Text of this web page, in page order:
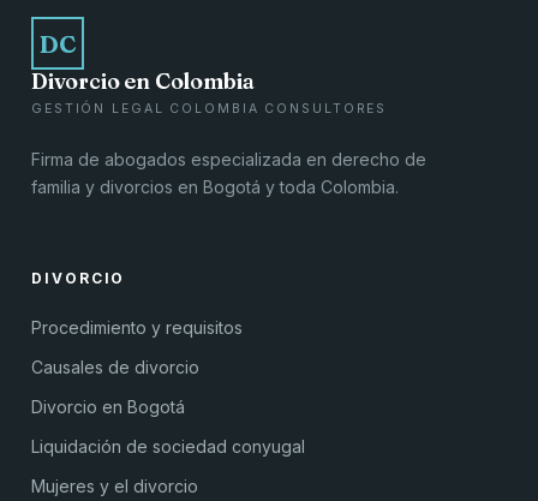
DC
Divorcio en Colombia
GESTIÓN LEGAL COLOMBIA CONSULTORES
Firma de abogados especializada en derecho de
familia y divorcios en Bogotá y toda Colombia.
DIVORCIO
Procedimiento y requisitos
Causales de divorcio
Divorcio en Bogotá
Liquidación de sociedad conyugal
Mujeres y el divorcio